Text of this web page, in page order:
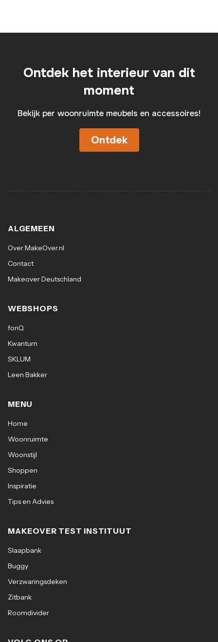
Ontdek het interieur van dit
moment
Bekijk per woonruimte meubels en accessoires!
Ontdek
ALGEMEEN
Over MakeOver.nl
Contact
Makeover Deutschland
WEBSHOPS
fonQ
Kwantum
SKLUM
Leen Bakker
MENU
Home
Woonruimte
Woonstijl
Shoppen
Inspiratie
Tips en Advies
MAKEOVER TEST INSTITUUT
Slaapbank
Buggy
Verzwaringsdeken
Zitbank
Roomdivider